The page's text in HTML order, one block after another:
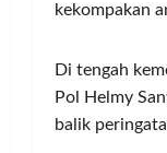
kekompakan
Di tengah
Pol Helmy
balik